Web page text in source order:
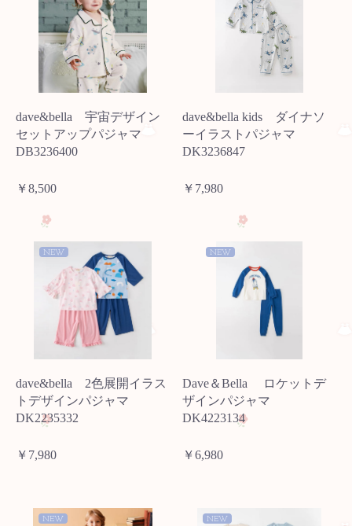
dave&bella 宇宙デザイン
セットアップパジャマ
DB3236400
￥8,500
dave&bella kids ダイナソ
ーイラストパジャマ
DK3236847
￥7,980
NEW
dave&bella 2色展開イラス
トデザインパジャマ
DK2235332
￥7,980
NEW
Dave＆Bella ロケットデ
ザインパジャマ
DK4223134
￥6,980
NEW NEW